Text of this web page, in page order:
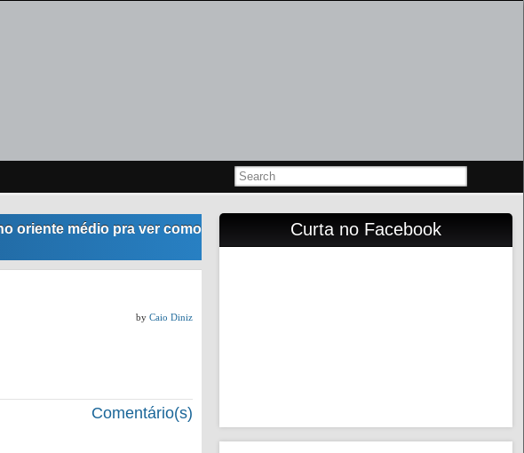
oriente médio pra ver como
by Caio Diniz
Comentário(s)
Curta no Facebook